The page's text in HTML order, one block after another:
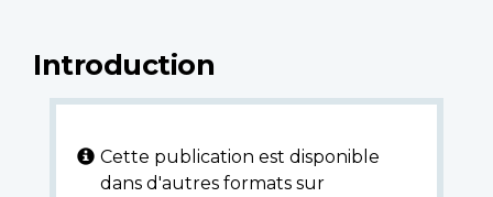
Introduction
Cette publication est disponible
dans d'autres formats sur